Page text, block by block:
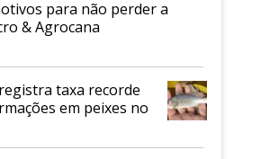
para não perder a
& Agrocana
taxa recorde
em peixes no